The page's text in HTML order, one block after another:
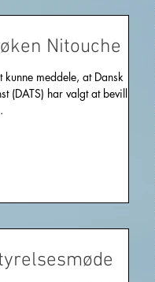
Nitouche
meddele, at Dansk
(DATS) har valgt at bevillige